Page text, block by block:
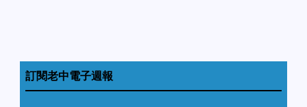
訂閱老中電子週報